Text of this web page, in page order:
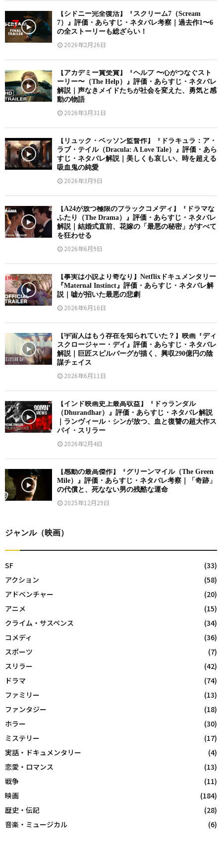
【シドニー完全復活】『スクリーム7（Scream
7）』評価・あらすじ・ネタバレ考察｜過去作1〜6
の全ストーリーも総ざらい！
2026年2月26日
【アカデミー賞受賞】『ヘルプ 〜心がつなぐスト
ーリー〜（The Help）』評価・あらすじ・ネタバレ
解説｜声なきメイドたちが社会を変えた、勇気と感
動の物語
2026年3月31日
【リュック・ベッソン監督作】『ドラキュラ：ア・
ラブ・テイル（Dracula: A Love Tale）』評価・あら
すじ・ネタバレ解説｜美しくも哀しい、時を超える
吸血鬼の純愛
2026年3月9日
【A24が放つ極限のブラックコメディ】『ドラマな
ふたり（The Drama）』評価・あらすじ・ネタバレ
解説｜結婚式直前、花嫁の「最悪の秘密」がすべて
を狂わせる
2026年6月9日
【事実は小説より奇なり】Netflixドキュメンタリー
『Maternal Instinct』評価・あらすじ・ネタバレ解
説｜嘘が招いた最悪の悲劇
2026年6月16日
【宇宙人はもう存在を知られていた？】映画『ディ
スクロージャー・デイ』評価・あらすじ・ネタバレ
解説｜巨匠スピルバーグが描く、興収290億円の陰
謀チェイス
2026年6月11日
【インド映画史上最高収益】『ドゥランダル
（Dhurandhar）』評価・あらすじ・ネタバレ解説
｜ランヴィール・シンが放つ、血と復讐の超大作ス
パイ・スリラー
2026年2月4日
【感動の最高傑作】『グリーンマイル（The Green
Mile）』評価・あらすじ・ネタバレ考察｜「奇跡」
の代償と、死なない男の残酷な運命
2025年12月29日
ジャンル（映画）
SF
(33)
アクション
(58)
アドベンチャー
(20)
アニメ
(15)
クライム・サスペンス
(34)
コメディ
(36)
スポーツ
(7)
スリラー
(42)
ドラマ
(74)
ファミリー
(13)
ファンタジー
(18)
ホラー
(30)
ミステリー
(17)
実話・ドキュメンタリー
(4)
恋愛・ロマンス
(13)
戦争
(11)
映画
(184)
歴史・伝記
(28)
音楽・ミュージカル
(6)